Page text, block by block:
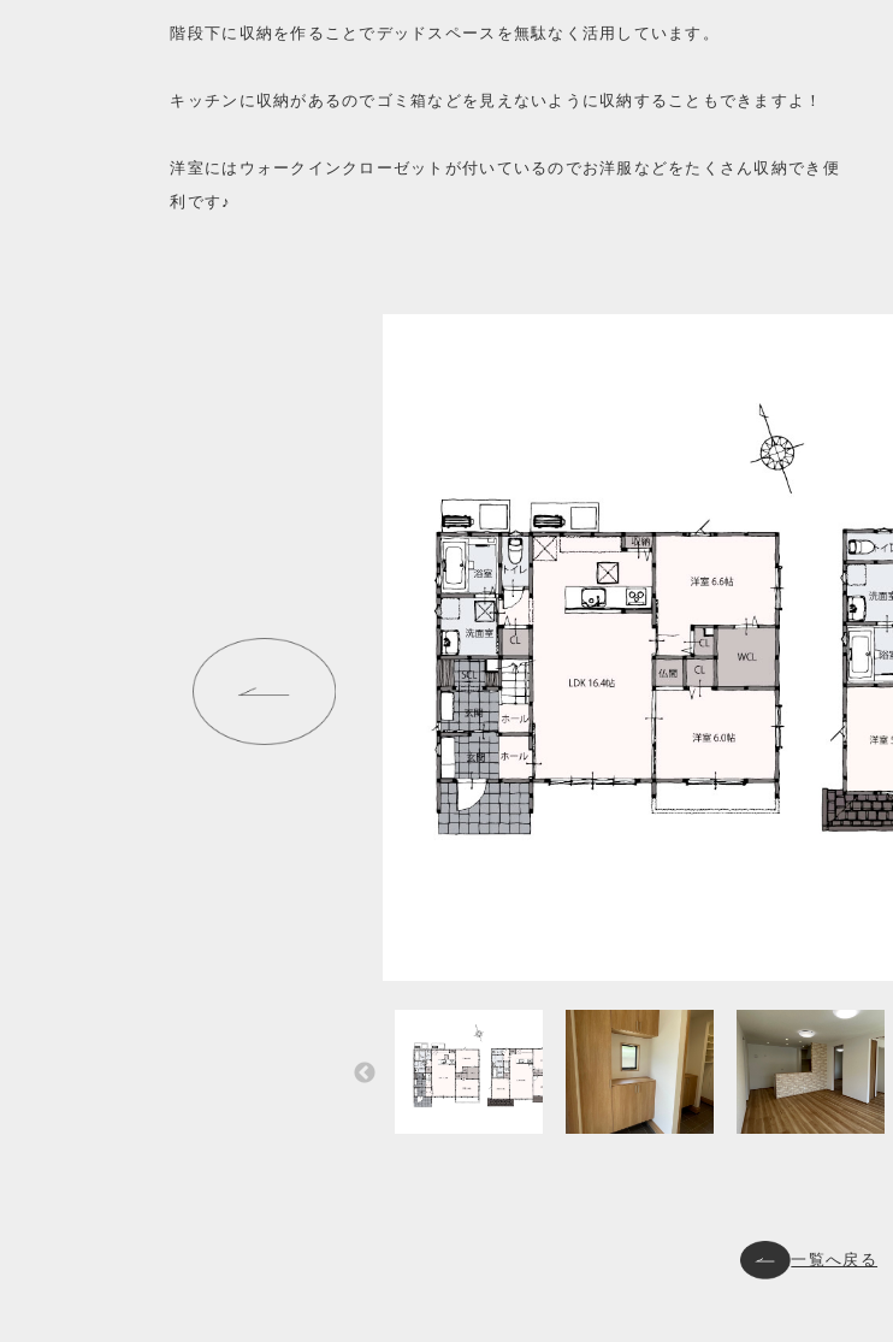
階段下に収納を作ることでデッドスペースを無駄なく活用しています。
キッチンに収納があるのでゴミ箱などを見えないように収納することもできますよ！
洋室にはウォークインクローゼットが付いているのでお洋服などをたくさん収納でき便
利です♪
一覧へ戻る